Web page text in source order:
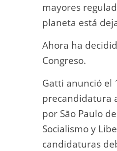
mayores
planeta está
Ahora ha
Congreso.
Gatti anunció el
precandidatura
por São Paulo
Socialismo y
candidaturas